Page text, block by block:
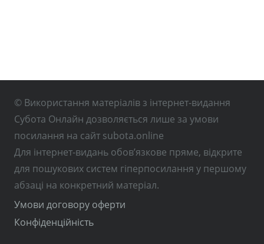
© Використання матеріалів з інтернет-видання
Субота Онлайн дозволяється лише за умови
посилання на сайт subota.online
Для інтернет-видань обов’язкове пряме, відкрите
для пошукових систем гіперпосилання у першому
абзаці на конкретний матеріал.
Умови договору оферти
Конфіденційність